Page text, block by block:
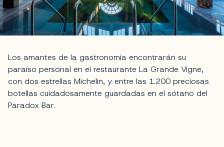
Los amantes de la gastronomía encontrarán su
paraíso personal en el restaurante La Grande Vigne,
con dos estrellas Michelin, y entre las 1.200 preciosas
botellas cuidadosamente guardadas en el sótano del
Paradox Bar.